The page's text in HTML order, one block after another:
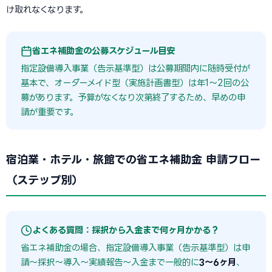
け取れなくなります。
省エネ補助金の公募スケジュール目安
指定設備導入事業（告示基準型）は公募期間内に随時受付が
基本で、オーダーメイド型（実施計画書型）は年1〜2回の公
募があります。予算がなくなり次第終了するため、早めの申
請が重要です。
宿泊業・ホテル・旅館での省エネ補助金 申請フロー
（ステップ別）
よくある質問：採択から入金まで何ヶ月かかる？
省エネ補助金の場合、指定設備導入事業（告示基準型）は申
請〜採択〜導入〜実績報告〜入金まで一般的に3〜6ヶ月 、